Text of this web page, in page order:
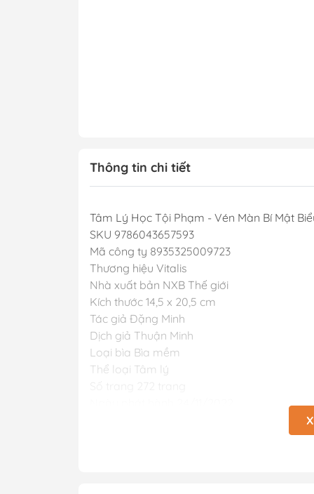
Thông tin chi tiết
Tâm Lý Học Tội Phạm - Vén Màn Bí Mật
SKU 9786043657593
Mã công ty 8935325009723
Thương hiệu Vitalis
Nhà xuất bản NXB Thế giới
Kích thước 14,5 x 20,5 cm
Tác giả Đặng Minh
Dịch giả Thuận Minh
Loại bìa Bìa mềm
Thể loại Tâm lý